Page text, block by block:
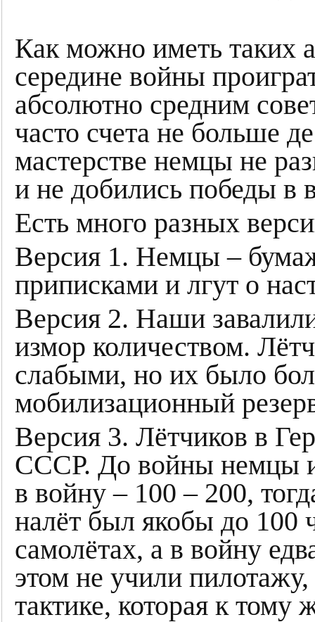
Как можно иметь таких
середине войны
абсолютно средним
часто счета не больше
мастерстве немцы не
и не добились победы в
Есть много разных
Версия 1. Немцы –
приписками и лгут о
Версия 2. Наши
измор количеством.
слабыми, но их было
мобилизационный
Версия 3. Лётчиков в
СССР. До войны немцы
в войну – 100 – 200,
налёт был якобы до 100
самолётах, а в войну
этом не учили
тактике, которая к